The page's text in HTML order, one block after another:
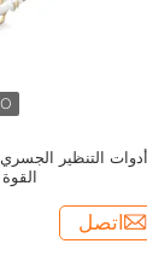
أدوات التنظير
اتصل